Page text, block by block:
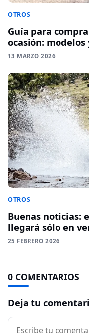
OTROS
Guía para
ocasión: modelos
13 MARZO 2026
OTROS
Buenas noticias:
llegará sólo en
25 FEBRERO 2026
0 COMENTARIOS
Deja tu
Comentario